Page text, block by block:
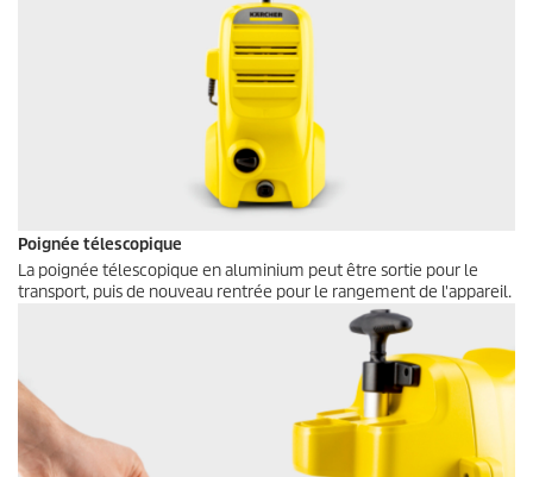
Poignée télescopique
La poignée télescopique en aluminium peut être sortie pour le
transport, puis de nouveau rentrée pour le rangement de l'appareil.